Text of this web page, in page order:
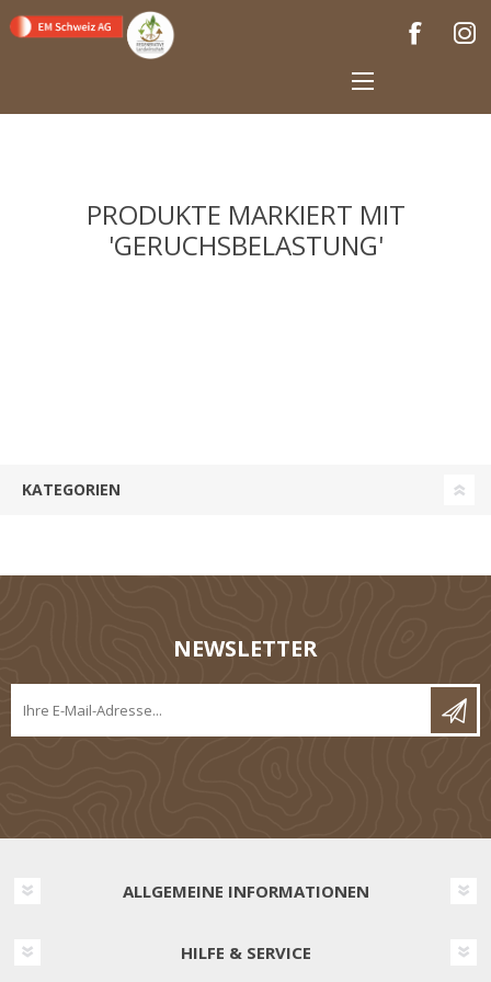
PRODUKTE MARKIERT MIT
'GERUCHSBELASTUNG'
KATEGORIEN
NEWSLETTER
ALLGEMEINE INFORMATIONEN
HILFE & SERVICE